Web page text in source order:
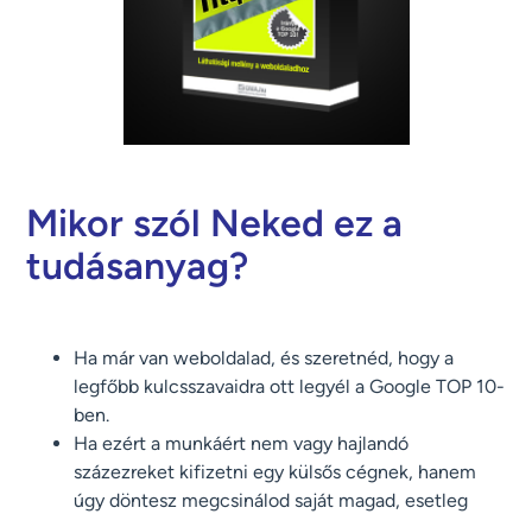
Mikor szól Neked ez a
tudásanyag?
Ha már van weboldalad, és szeretnéd, hogy a
legfőbb kulcsszavaidra ott legyél a Google TOP 10-
ben.
Ha ezért a munkáért nem vagy hajlandó
százezreket kifizetni egy külsős cégnek, hanem
úgy döntesz megcsinálod saját magad, esetleg